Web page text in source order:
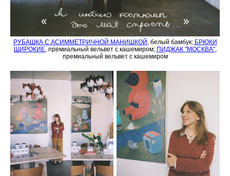
РУБАШКА С АСИММЕТРИЧНОЙ МАНИШКОЙ , белый бамбук; БРЮКИ
ШИРОКИЕ, премиальный вельвет с кашемиром; ПИДЖАК "МОСКВА",
премиальный вельвет с кашемиром